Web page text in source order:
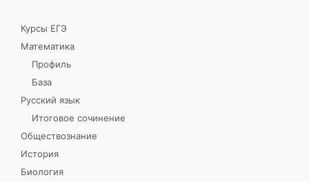
Курсы ЕГЭ
Математика
Профиль
База
Русский язык
Итоговое сочинение
Обществознание
История
Биология